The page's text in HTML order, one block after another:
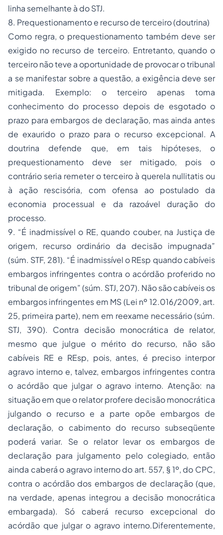
linha semelhante à do STJ.
8. Prequestionamento e recurso de terceiro (doutrina)
Como regra, o prequestionamento também deve ser
exigido no recurso de terceiro. Entretanto, quando o
terceiro não teve a oportunidade de provocar o tribunal
a se manifestar sobre a questão, a exigência deve ser
mitigada. Exemplo: o terceiro apenas toma
conhecimento do processo depois de esgotado o
prazo para embargos de declaração, mas ainda antes
de exaurido o prazo para o recurso excepcional. A
doutrina defende que, em tais hipóteses, o
prequestionamento deve ser mitigado, pois o
contrário seria remeter o terceiro à querela nullitatis ou
à ação rescisória, com ofensa ao postulado da
economia processual e da razoável duração do
processo.
9. “É inadmissível o RE, quando couber, na Justiça de
origem, recurso ordinário da decisão impugnada”
(súm. STF, 281). “É inadmissível o REsp quando cabíveis
embargos infringentes contra o acórdão proferido no
tribunal de origem” (súm. STJ, 207). Não são cabíveis os
embargos infringentes em MS (Lei nº 12.016/2009, art.
25, primeira parte), nem em reexame necessário (súm.
STJ, 390). Contra decisão monocrática de relator,
mesmo que julgue o mérito do recurso, não são
cabíveis RE e REsp, pois, antes, é preciso interpor
agravo interno e, talvez, embargos infringentes contra
o acórdão que julgar o agravo interno.Atenção: na
situação em que o relator profere decisão monocrática
julgando o recurso e a parte opõe embargos de
declaração, o cabimento do recurso subseqüente
poderá variar. Se o relator levar os embargos de
declaração para julgamento pelo colegiado, então
ainda caberá o agravo interno do art. 557, § 1º, do CPC,
contra o acórdão dos embargos de declaração (que,
na verdade, apenas integrou a decisão monocrática
embargada). Só caberá recurso excepcional do
acórdão que julgar o agravo interno.Diferentemente,